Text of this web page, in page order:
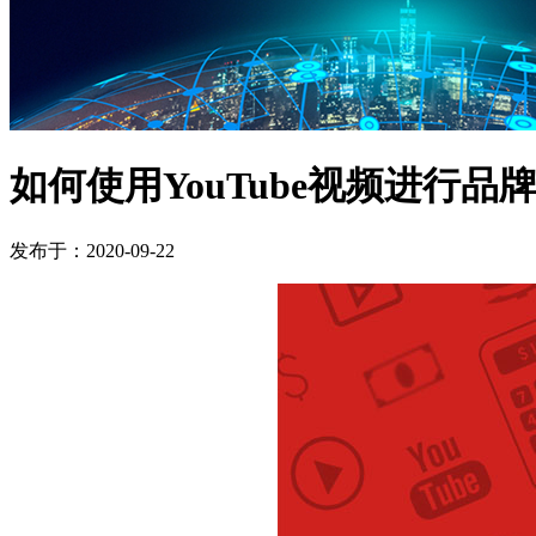
如何使用YouTube视频进行品
发布于：2020-09-22